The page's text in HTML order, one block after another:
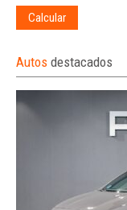
Calcular
Autos destacados